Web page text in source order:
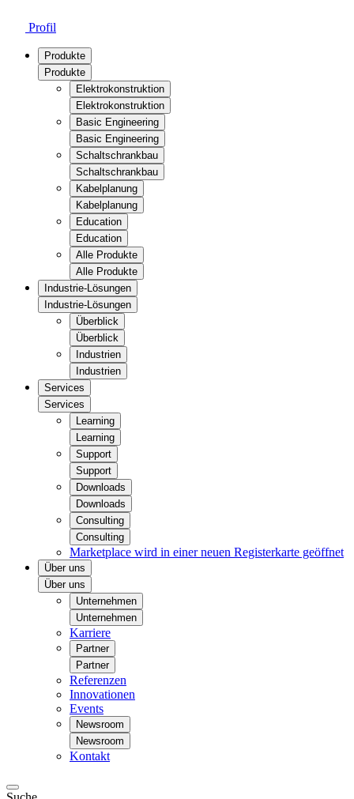
Profil
Produkte
Produkte
Elektrokonstruktion
Elektrokonstruktion
Basic Engineering
Basic Engineering
Schaltschrankbau
Schaltschrankbau
Kabelplanung
Kabelplanung
Education
Education
Alle Produkte
Alle Produkte
Industrie-Lösungen
Industrie-Lösungen
Überblick
Überblick
Industrien
Industrien
Services
Services
Learning
Learning
Support
Support
Downloads
Downloads
Consulting
Consulting
Marketplace wird in einer neuen Registerkarte geöffnet
Über uns
Über uns
Unternehmen
Unternehmen
Karriere
Partner
Partner
Referenzen
Innovationen
Events
Newsroom
Newsroom
Kontakt